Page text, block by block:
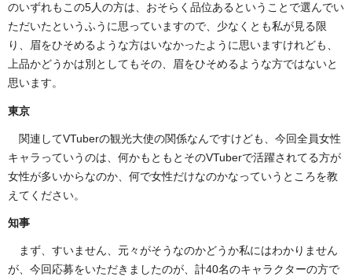
のいずれもこの5人の方は、おそらく品位あるということで選んでい
ただいたというふうに思っていますので、少なくとも私が見る限
り、眉をひそめるような方はいなかったように思いますけれども、
上品かどうかは別としてもその、眉をひそめるような方ではないと
思います。
東京
関連してVTuberの観光大使の関係なんですけども、今回全員女性
キャラっていうのは、何かもともとそのVTuberで活躍されてる方が
女性が多いからなのか、何で女性だけなのかなっていうところを教
えてください。
知事
まず、すいません、元々がそうなのかどうか私にはわかりません
が、今回応募をいただきましたのが、計40名のキャラクターの方で